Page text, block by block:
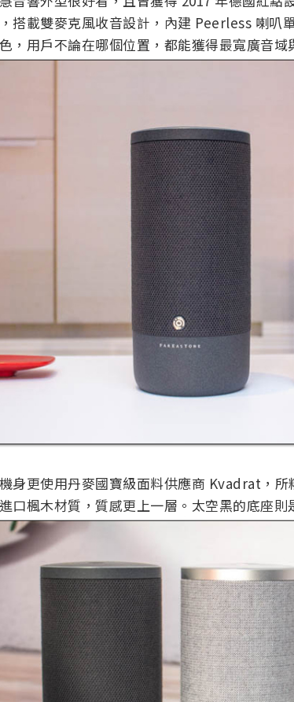
搭載雙麥克風收音設計，內建 Peerless 喇叭
，用戶不論在哪個位置，都能獲得最寬廣音域
身更使用丹麥國寶級面料供應商 Kvadrat，
口楓木材質，質感更上一層。太空黑的底座則